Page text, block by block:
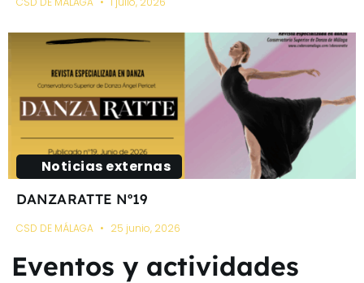
Noticias externas
DANZARATTE Nº19
CSD DE MÁLAGA 25 junio, 2026
Eventos y actividades